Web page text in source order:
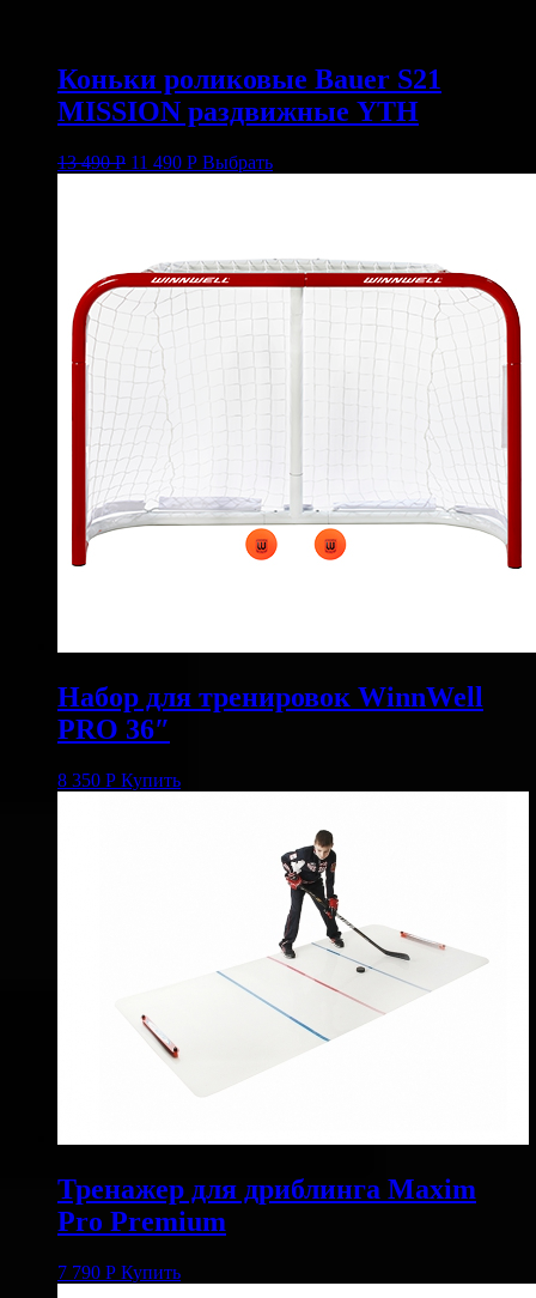
Коньки роликовые Bauer S21
MISSION раздвижные YTH
13 490Р 11 490 Р Выбрать
Набор для тренировок WinnWell
PRO 36″
8 350 Р Купить
Тренажер для дриблинга Maxim
Pro Premium
7 790 Р Купить